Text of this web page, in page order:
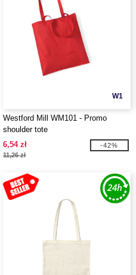
W1
Westford Mill WM101 - Promo
shoulder tote
6,54 zł
11,26 zł
-42%